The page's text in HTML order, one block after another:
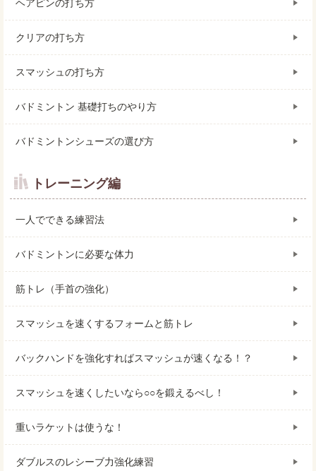
ヘアピンの打ち方
クリアの打ち方
スマッシュの打ち方
バドミントン 基礎打ちのやり方
バドミントンシューズの選び方
トレーニング編
一人でできる練習法
バドミントンに必要な体力
筋トレ（手首の強化）
スマッシュを速くするフォームと筋トレ
バックハンドを強化すればスマッシュが速くなる！？
スマッシュを速くしたいなら○○を鍛えるべし！
重いラケットは使うな！
ダブルスのレシーブ力強化練習